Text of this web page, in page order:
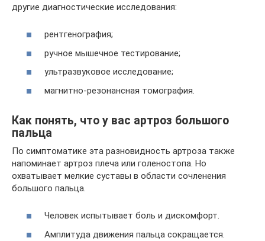
другие диагностические исследования:
рентгенография;
ручное мышечное тестирование;
ультразвуковое исследование;
магнитно-резонансная томография.
Как понять, что у вас артроз большого
пальца
По симптоматике эта разновидность артроза также
напоминает артроз плеча или голеностопа. Но
охватывает мелкие суставы в области сочленения
большого пальца.
Человек испытывает боль и дискомфорт.
Амплитуда движения пальца сокращается.